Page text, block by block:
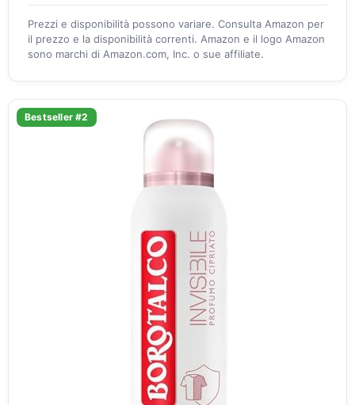
Prezzi e disponibilità possono variare. Consulta Amazon per
il prezzo e la disponibilità correnti. Amazon e il logo Amazon
sono marchi di Amazon.com, Inc. o sue affiliate.
Bestseller #2